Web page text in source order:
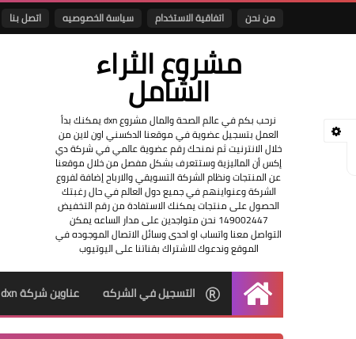
من نحن اتفاقية الاستخدام سياسة الخصوصيه اتصل بنا
مشروع الثراء
الشامل
نرحب بكم في عالم الصحة والمال مشروع dxn يمكنك بدأ
العمل بتسجيل عضوية في موقعنا الدكسني اون لاين من
خلال الانترنيت ثم نمنحك رقم عضوية عالمي في شركة دي
إكس أن الماليزية وستتعرف بشكل مفصل من خلال موقعنا
عن المنتجات ونظام الشركة التسويقي والارباح إضافة لفروع
الشركة وعنواينهم في جميع دول العالم في حال رغبتك
الحصول على منتجات يمكنك الاستفادة من رقم التخفيض
149002447 نحن متواجدين على مدار الساعه يمكن
التواصل معنا واتساب او احدى وسائل الاتصال الموجوده في
الموقع وندعوك للاشتراك بقناتنا على اليوتيوب
الرئيسيةالتسجيل في الشركه عناوين شركة dxn